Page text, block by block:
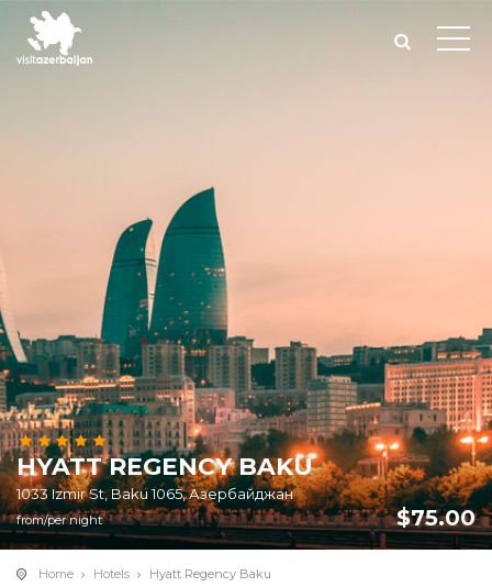
HYATT REGENCY BAKU
1033 Izmir St, Baku 1065, Азербайджан
from/per night $75.00
Home Hotels Hyatt Regency Baku